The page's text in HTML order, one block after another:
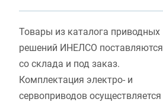
Товары из каталога приводных
решений ИНЕЛСО поставляются
со склада и под заказ.
Комплектация электро- и
сервоприводов осуществляется